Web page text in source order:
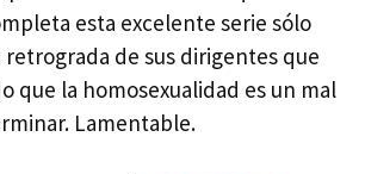
esta excelente serie sólo
retrograda de sus dirigentes que
que la homosexualidad es un mal
Lamentable.